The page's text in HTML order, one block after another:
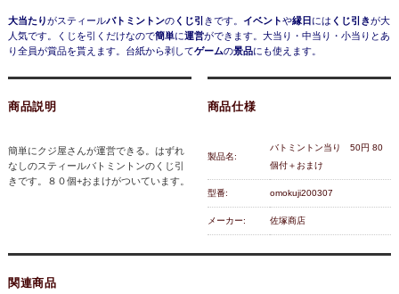
大当たりがスティールバトミントンのくじ引 きです。 イベントや縁日には くじ引きが大
人気です。くじを引くだけなので簡単に運営ができます。大当り・中当り・小当りとあ
り全員が賞品を貰えます。台紙から剥してゲームの景品にも使えます。
商品説明
簡単にクジ屋さんが運営できる。はずれ
なしのスティールバトミントンのくじ引
きです。８０個+おまけがついています。
商品仕様
製品名:
バトミントン当り 50円 80
個付＋おまけ
型番: omokuji200307
メーカー: 佐塚商店
関連商品